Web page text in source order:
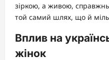
зіркою, а живою,
той самий шлях, що й
Вплив на
жінок